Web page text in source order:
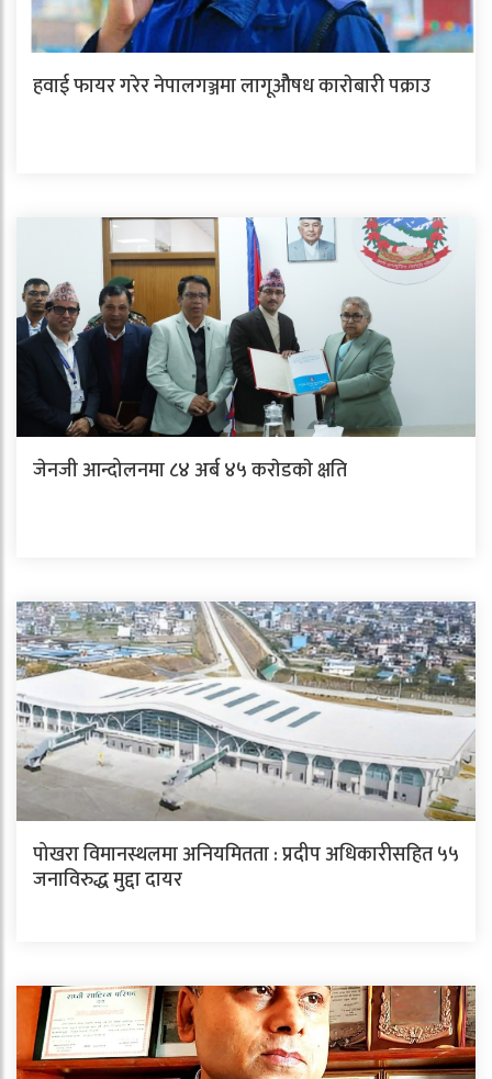
हवाई फायर गरेर नेपालगञ्जमा लागूओैषध काराेबारी पक्राउ
जेनजी आन्दोलनमा ८४ अर्ब ४५ कराेडकाे क्षति
पोखरा विमानस्थलमा अनियमितता : प्रदीप अधिकारीसहित ५५
जनाविरुद्ध मुद्दा दायर